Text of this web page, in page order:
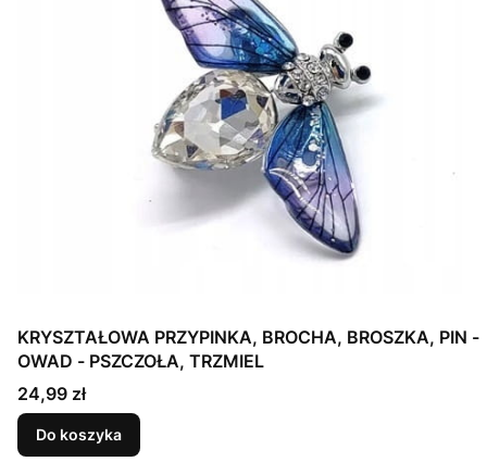
KRYSZTAŁOWA PRZYPINKA, BROCHA, BROSZKA, PIN -
OWAD - PSZCZOŁA, TRZMIEL
Cena
24,99 zł
Do koszyka